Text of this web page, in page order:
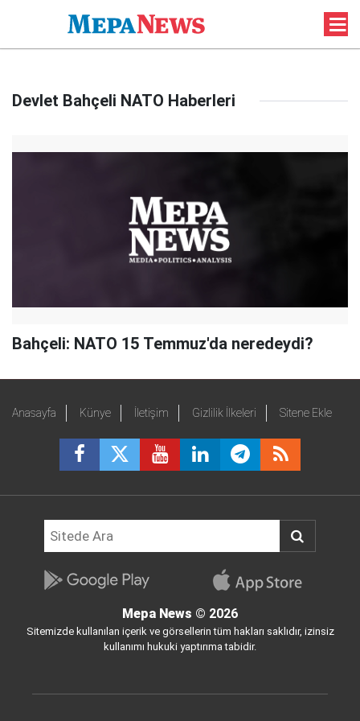
Devlet Bahçeli NATO Haberleri
Bahçeli: NATO 15 Temmuz'da neredeydi?
Anasayfa Künye İletişim Gizlilik İlkeleri Sitene Ekle
Mepa News © 2026
Sitemizde kullanılan içerik ve görsellerin tüm hakları saklıdır, izinsiz
kullanımı hukuki yaptırıma tabidir.